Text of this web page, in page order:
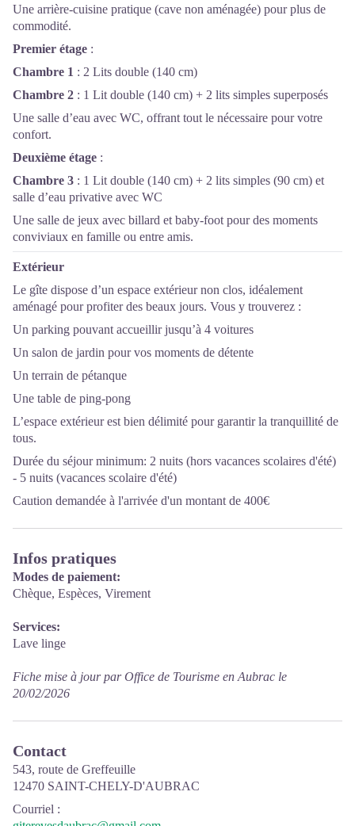
Une arrière-cuisine pratique (cave non aménagée) pour plus de
commodité.
Premier étage :
Chambre 1 : 2 Lits double (140 cm)
Chambre 2 : 1 Lit double (140 cm) + 2 lits simples superposés
Une salle d’eau avec WC, offrant tout le nécessaire pour votre
confort.
Deuxième étage :
Chambre 3 : 1 Lit double (140 cm) + 2 lits simples (90 cm) et
salle d’eau privative avec WC
Une salle de jeux avec billard et baby-foot pour des moments
conviviaux en famille ou entre amis.
Extérieur
Le gîte dispose d’un espace extérieur non clos, idéalement
aménagé pour profiter des beaux jours. Vous y trouverez :
Un parking pouvant accueillir jusqu’à 4 voitures
Un salon de jardin pour vos moments de détente
Un terrain de pétanque
Une table de ping-pong
L’espace extérieur est bien délimité pour garantir la tranquillité de
tous.
Durée du séjour minimum: 2 nuits (hors vacances scolaires d'été)
- 5 nuits (vacances scolaire d'été)
Caution demandée à l'arrivée d'un montant de 400€
Infos pratiques
Modes de paiement:
Chèque, Espèces, Virement
Services:
Lave linge
Fiche mise à jour par Office de Tourisme en Aubrac le
20/02/2026
Contact
543, route de Greffeuille
12470 SAINT-CHELY-D'AUBRAC
Courriel :